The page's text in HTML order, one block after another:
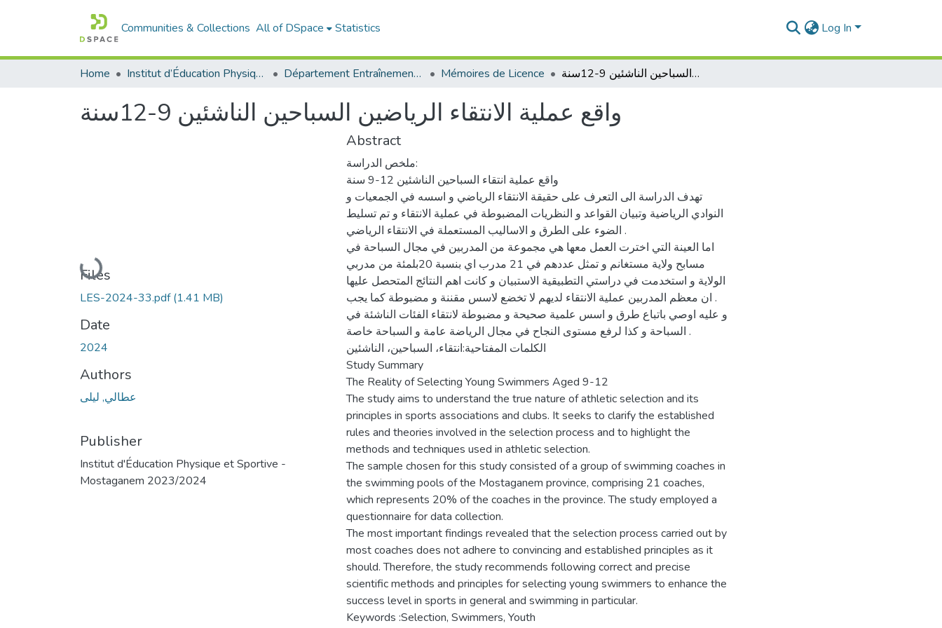
Communities & Collections All of DSpace Statistics Log In
Home Institut d’Éducation Physique et Sportive Département Entraînement Sportif (ES) Mémoires de Licence واقع عملية الانتقاء الرياضين السباحين الناشئين 9-12سنة
واقع عملية الانتقاء الرياضين السباحين الناشئين 9-12سنة
Loading...
Files
LES-2024-33.pdf(1.41 MB)
Date
2024
Authors
عطالي, ليلى
Publisher
Institut d'Éducation Physique et Sportive -
Mostaganem 2023/2024
Abstract
ملخص الدراسة:
واقع عملية انتقاء السباحين الناشئين 12-9 سنة
تهدف الدراسة الى التعرف على حقيقة الانتقاء الرياضي و اسسه في الجمعيات و
النوادي الرياضية وتبيان القواعد و النظريات المضبوطة في عملية الانتقاء و تم تسليط
الضوء على الطرق و الاساليب المستعملة في الانتقاء الرياضي .
اما العينة التي اخترت العمل معها هي مجموعة من المدربين في مجال السباحة في
مسابح ولاية مستغانم و تمثل عددهم في 21 مدرب اي بنسبة 20بلمئة من مدربي
الولاية و استخدمت في دراستي التطبيقية الاستبيان و كانت اهم النتائج المتحصل عليها
ان معظم المدربين عملية الانتقاء لديهم لا تخضع لاسس مقننة و مضبوطة كما يجب .
و عليه اوصي باتباع طرق و اسس علمية صحيحة و مضبوطة لانتقاء الفئات الناشئة في
السباحة و كذا لرفع مستوى النجاح في مجال الرياضة عامة و السباحة خاصة .
الكلمات المفتاحية:انتقاء، السباحين، الناشئين
Study Summary
The Reality of Selecting Young Swimmers Aged 9-12
The study aims to understand the true nature of athletic selection and its
principles in sports associations and clubs. It seeks to clarify the established
rules and theories involved in the selection process and to highlight the
methods and techniques used in athletic selection.
The sample chosen for this study consisted of a group of swimming coaches in
the swimming pools of the Mostaganem province, comprising 21 coaches,
which represents 20% of the coaches in the province. The study employed a
questionnaire for data collection.
The most important findings revealed that the selection process carried out by
most coaches does not adhere to convincing and established principles as it
should. Therefore, the study recommends following correct and precise
scientific methods and principles for selecting young swimmers to enhance the
success level in sports in general and swimming in particular.
Keywords :Selection, Swimmers, Youth